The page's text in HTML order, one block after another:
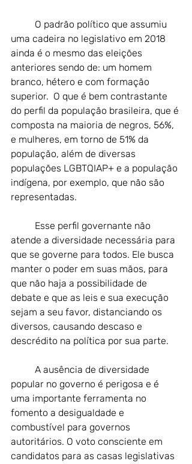
uma cadeira no legislativo em 2018
ainda é o mesmo das eleições
anteriores sendo de: um homem
branco, hétero e com formação
superior.  O que é bem contrastante
do perfil da população brasileira, que é
composta na maioria de negros, 56%,
e mulheres, em torno de 51% da
população, além de diversas
populações LGBTQIAP+ e a população
indígena, por exemplo, que não são
representadas.
atende a diversidade necessária para
que se governe para todos. Ele busca
manter o poder em suas mãos, para
que não haja a possibilidade de
debate e que as leis e sua execução
sejam a seu favor, distanciando os
diversos, causando descaso e
descrédito na política por sua parte.
popular no governo é perigosa e é
uma importante ferramenta no
fomento a desigualdade e
combustível para governos
autoritários. O voto consciente em
candidatos para as casas legislativas